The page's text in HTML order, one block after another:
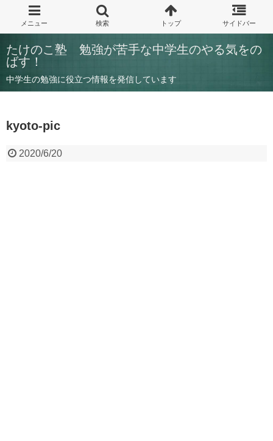
たけのこ塾 勉強が苦手な中学生のやる気をの
ばす！
中学生の勉強に役立つ情報を発信しています
kyoto-pic
2020/6/20